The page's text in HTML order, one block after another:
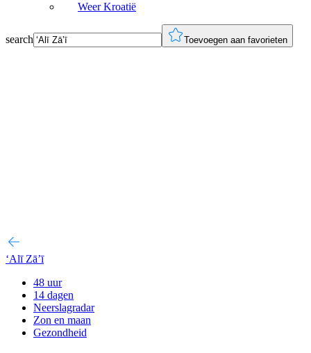
Weer Kroatië
search Toevoegen aan favorieten
‘Alī Zā’ī
48 uur
14 dagen
Neerslagradar
Zon en maan
Gezondheid